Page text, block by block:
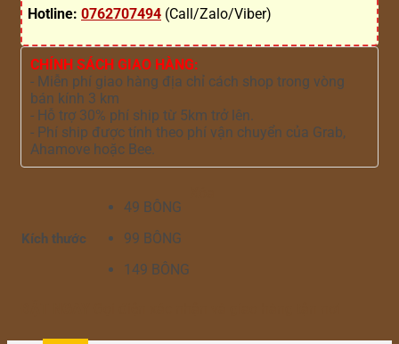
Hotline: 0762707494 (Call/Zalo/Viber)
CHÍNH SÁCH GIAO HÀNG:
- Miễn phí giao hàng địa chỉ cách shop trong vòng
bán kính 3 km
- Hỗ trợ 30% phí ship từ 5km trở lên.
- Phí ship được tính theo phí vận chuyển của Grab,
Ahamove hoặc Bee.
Kích thước
49 BÔNG
99 BÔNG
149 BÔNG